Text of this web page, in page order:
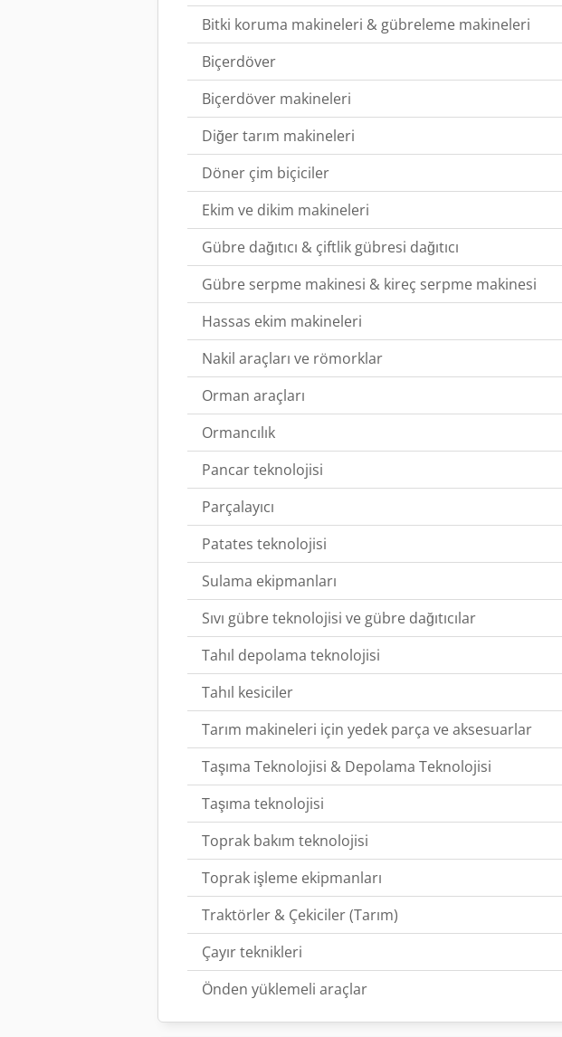
Bitki koruma makineleri & gübreleme makineleri
Biçerdöver
Biçerdöver makineleri
Diğer tarım makineleri
Döner çim biçiciler
Ekim ve dikim makineleri
Gübre dağıtıcı & çiftlik gübresi dağıtıcı
Gübre serpme makinesi & kireç serpme makinesi
Hassas ekim makineleri
Nakil araçları ve römorklar
Orman araçları
Ormancılık
Pancar teknolojisi
Parçalayıcı
Patates teknolojisi
Sulama ekipmanları
Sıvı gübre teknolojisi ve gübre dağıtıcılar
Tahıl depolama teknolojisi
Tahıl kesiciler
Tarım makineleri için yedek parça ve aksesuarlar
Taşıma Teknolojisi & Depolama Teknolojisi
Taşıma teknolojisi
Toprak bakım teknolojisi
Toprak işleme ekipmanları
Traktörler & Çekiciler (Tarım)
Çayır teknikleri
Önden yüklemeli araçlar